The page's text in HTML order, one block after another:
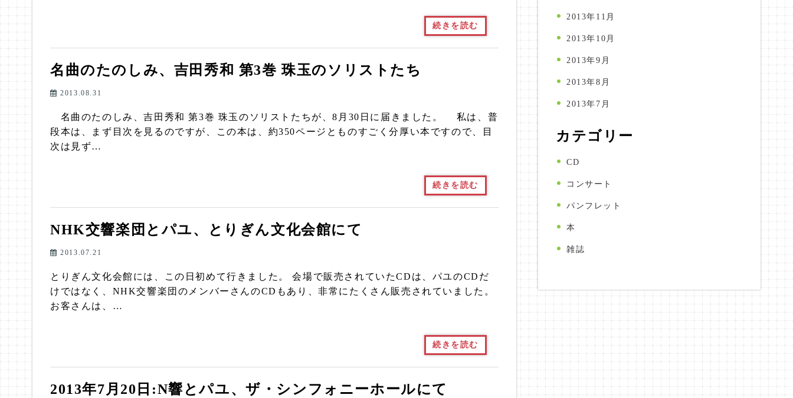
続きを読む
名曲のたのしみ、吉田秀和 第3巻 珠玉のソリストたち
2013.08.31
名曲のたのしみ、吉田秀和 第3巻 珠玉のソリストたちが、8月30日に届きました。 私は、普
段本は、まず目次を見るのですが、この本は、約350ページとものすごく分厚い本ですので、目
次は見ず…
続きを読む
NHK交響楽団とパユ、とりぎん文化会館にて
2013.07.21
とりぎん文化会館には、この日初めて行きました。 会場で販売されていたCDは、パユのCDだ
けではなく、NHK交響楽団のメンバーさんのCDもあり、非常にたくさん販売されていました。
お客さんは、…
続きを読む
2013年7月20日:N響とパユ、ザ・シンフォニーホールにて
2013年11月
2013年10月
2013年9月
2013年8月
2013年7月
カテゴリー
CD
コンサート
パンフレット
本
雑誌